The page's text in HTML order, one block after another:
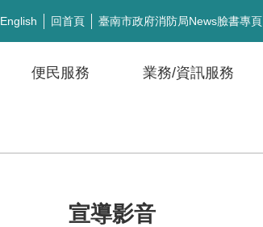
English 回首頁 臺南市政府消防局News臉書專頁
便民服務 業務/資訊服務
宣導影音